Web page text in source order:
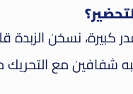
كبيرة، نسخن الزبدة
شفافين مع التحريك